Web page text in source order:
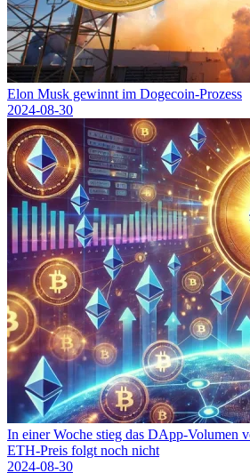
Elon Musk gewinnt im Dogecoin-Prozess
2024-08-30
In einer Woche stieg das DApp-Volumen
ETH-Preis folgt noch nicht
2024-08-30